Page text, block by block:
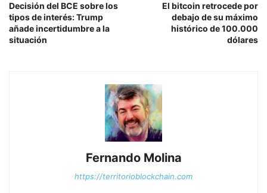
Decisión del BCE sobre los
tipos de interés: Trump
añade incertidumbre a la
situación
El bitcoin retrocede por
debajo de su máximo
histórico de 100.000
dólares
Fernando Molina
https://territorioblockchain.com